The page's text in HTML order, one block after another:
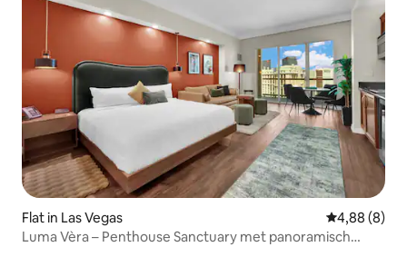
Flat in Las Vegas Gemiddelde
4,88 (8)
Luma Vèra – Penthouse Sanctuary met panoramisch